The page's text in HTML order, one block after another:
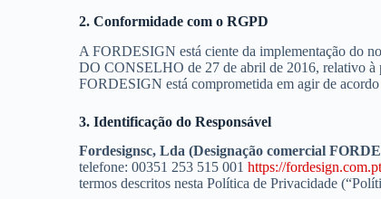
2. Conformidade com o RGPD
A FORDESIGN está ciente da implementação
DO CONSELHO de 27 de abril de 2016, relativo à
FORDESIGN está comprometida em agir de
3. Identificação do Responsável
Fordesignsc, Lda (Designação comercial
telefone: 00351 253 515 001https://fordesign.com.pt
termos descritos nesta Política de Privacidade